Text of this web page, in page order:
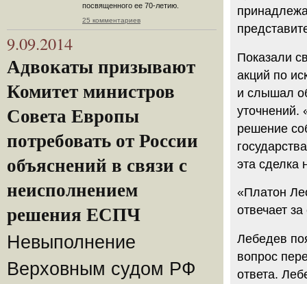
посвященного ее 70-летию.
25 комментариев
9.09.2014
Адвокаты призывают
Комитет министров
Совета Европы
потребовать от России
объяснений в связи с
неисполнением
решения ЕСПЧ
Невыполнение
Верховным судом РФ
Показали
акций по
и слышал
уточнений.
решение
эта сделка
«Платон
отвечает
Лебедев
вопрос
ответа.